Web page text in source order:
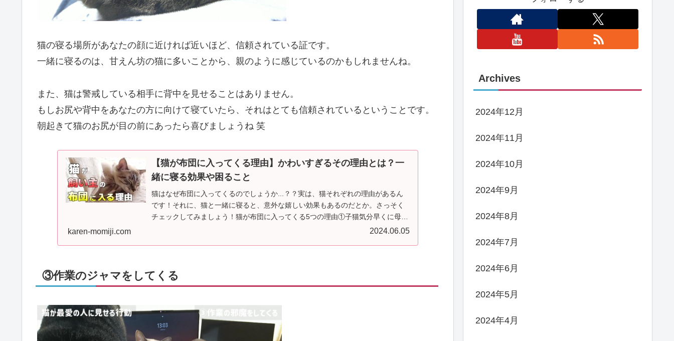
猫の寝る場所があなたの顔に近ければ近いほど、信頼されている証です。
一緒に寝るのは、甘えん坊の猫に多いことから、親のように感じているのかもしれませんね。
また、猫は警戒している相手に背中を見せることはありません。
もしお尻や背中をあなたの方に向けて寝ていたら、それはとても信頼されているということです。
朝起きて猫のお尻が目の前にあったら喜びましょうね 笑
【猫が布団に入ってくる理由】かわいすぎるその理由とは？一
緒に寝る効果や困ること
猫はなぜ布団に入ってくるのでしょうか...？？実は、猫それぞれの理由があるん
です！それに、猫と一緒に寝ると、意外な嬉しい効果もあるのだとか。さっそく
チェックしてみましょう！猫が布団に入ってくる5つの理由①子猫気分早くに母猫
karen-momiji.com 2024.06.05
③作業のジャマをしてくる
Archives
2024年12月
2024年11月
2024年10月
2024年9月
2024年8月
2024年7月
2024年6月
2024年5月
2024年4月